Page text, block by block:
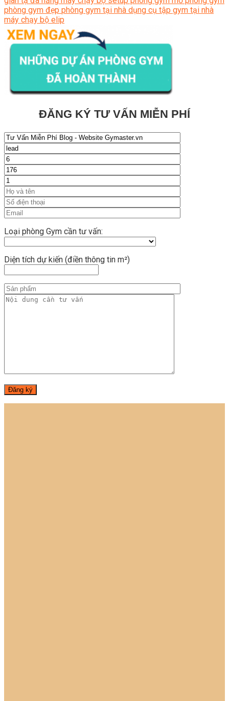
phòng gym đẹp phòng gym tại nhà dụng cụ tập gym tại nhà
máy chạy bộ elip
ĐĂNG KÝ TƯ VẤN MIỄN PHÍ
Loại phòng Gym cần tư vấn:
Diện tích dự kiến (điền thông tin m²)